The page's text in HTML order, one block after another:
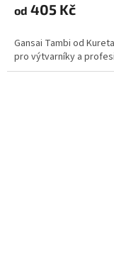
od 405 Kč
Gansai Tambi od
pro výtvarníky a